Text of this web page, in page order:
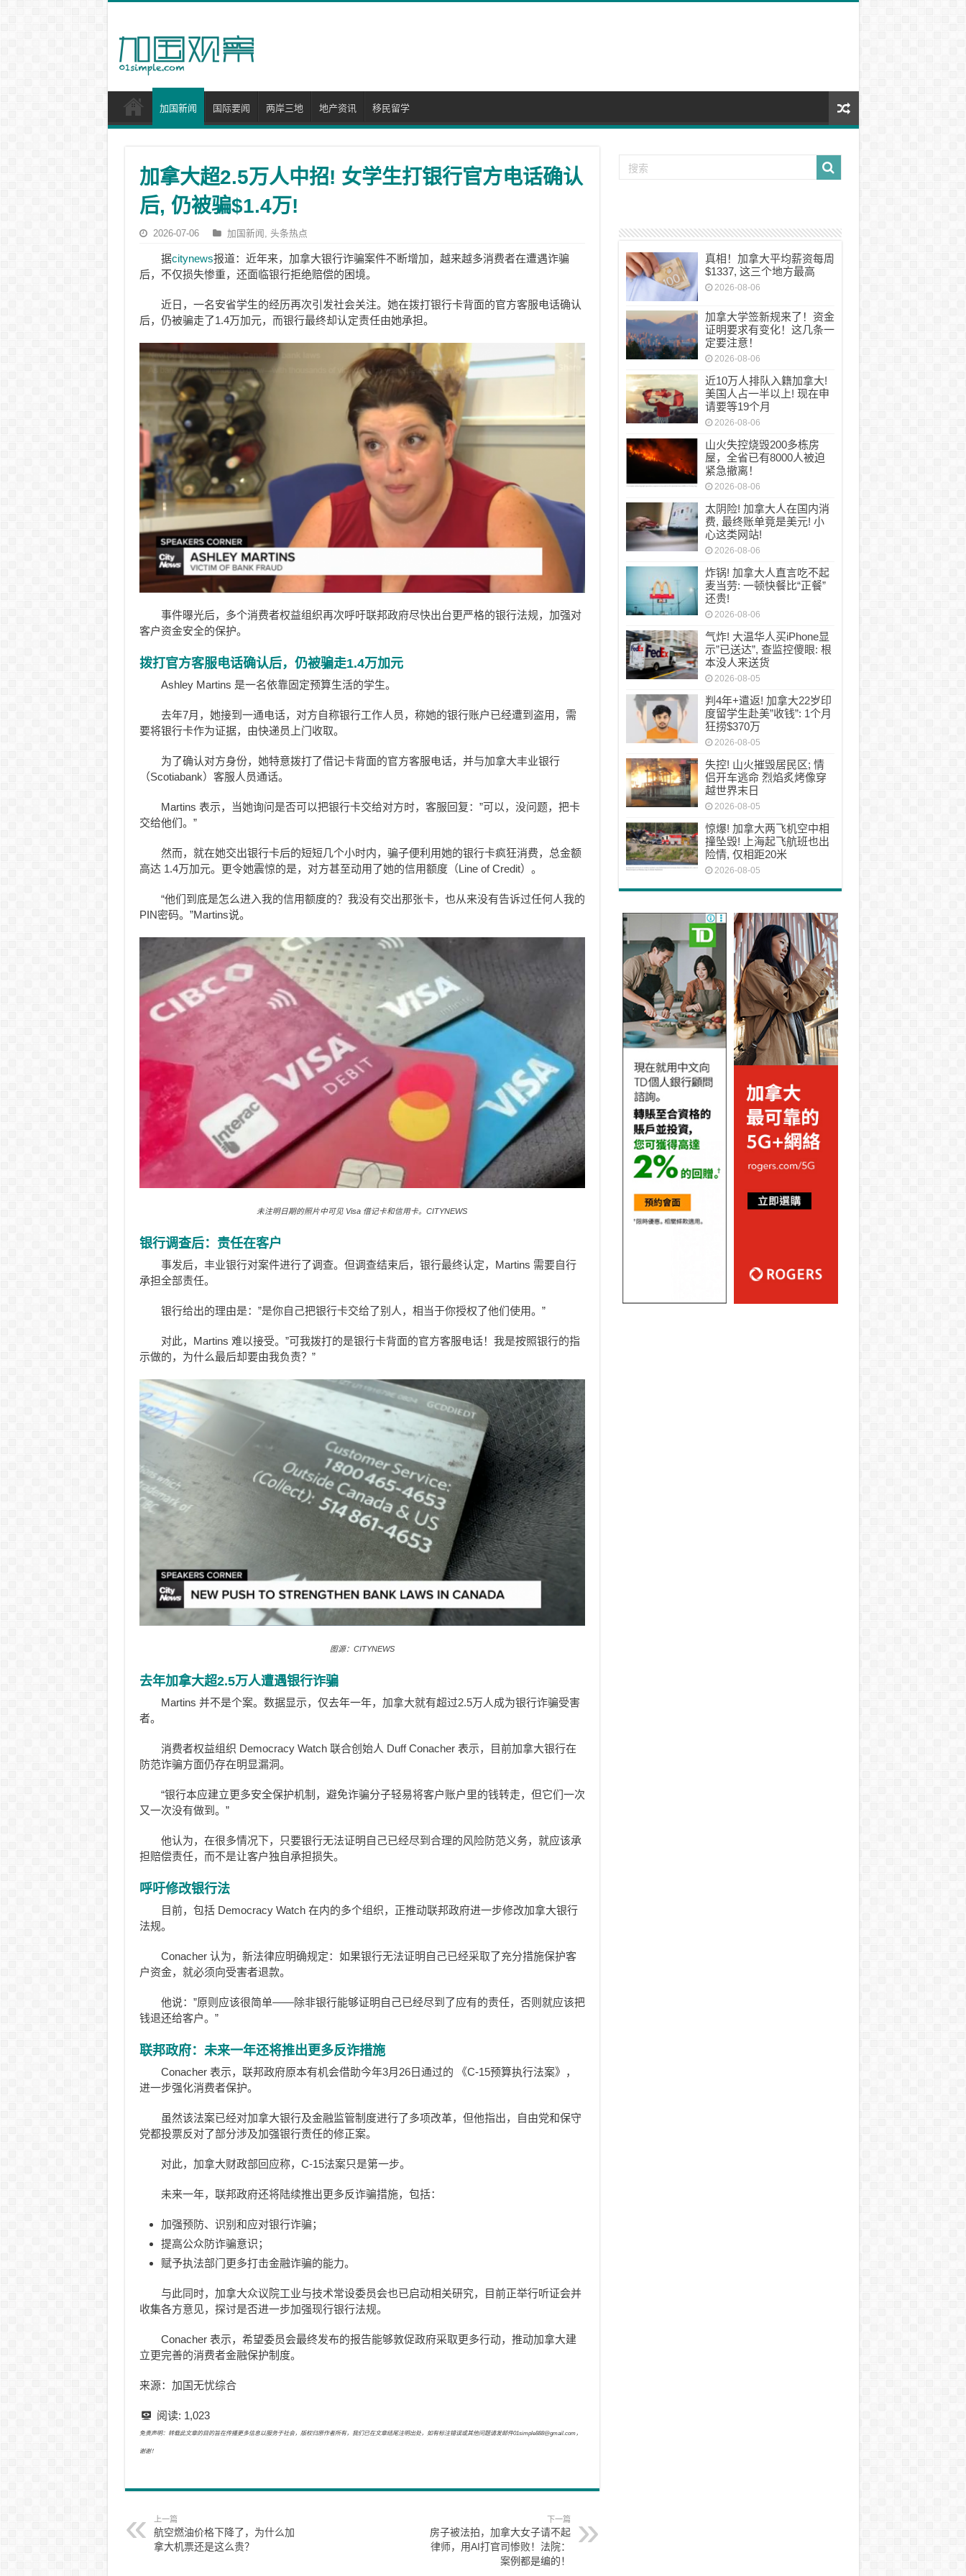
加国新闻 国际要闻 两岸三地 地产资讯 移民留学
加拿大超2.5万人中招! 女学生打银行官方电话确认
后, 仍被骗$1.4万!
2026-07-06 加国新闻 , 头条热点
据citynews报道：近年来，加拿大银行诈骗案件不断增加，越来越多消费者在遭遇诈骗
后，不仅损失惨重，还面临银行拒绝赔偿的困境。
近日，一名安省学生的经历再次引发社会关注。她在拨打银行卡背面的官方客服电话确认
后，仍被骗走了1.4万加元，而银行最终却认定责任由她承担。
事件曝光后，多个消费者权益组织再次呼吁联邦政府尽快出台更严格的银行法规，加强对
客户资金安全的保护。
拨打官方客服电话确认后，仍被骗走1.4万加元
Ashley Martins 是一名依靠固定预算生活的学生。
去年7月，她接到一通电话，对方自称银行工作人员，称她的银行账户已经遭到盗用，需
要将银行卡作为证据，由快递员上门收取。
为了确认对方身份，她特意拨打了借记卡背面的官方客服电话，并与加拿大丰业银行
（Scotiabank）客服人员通话。
Martins 表示，当她询问是否可以把银行卡交给对方时，客服回复：”可以，没问题，把卡
交给他们。”
然而，就在她交出银行卡后的短短几个小时内，骗子便利用她的银行卡疯狂消费，总金额
高达 1.4万加元。更令她震惊的是，对方甚至动用了她的信用额度（Line of Credit）。
“他们到底是怎么进入我的信用额度的？我没有交出那张卡，也从来没有告诉过任何人我的
PIN密码。”Martins说。
未注明日期的照片中可见 Visa 借记卡和信用卡。CITYNEWS
银行调查后：责任在客户
事发后，丰业银行对案件进行了调查。但调查结束后，银行最终认定，Martins 需要自行
承担全部责任。
银行给出的理由是：”是你自己把银行卡交给了别人，相当于你授权了他们使用。”
对此，Martins 难以接受。”可我拨打的是银行卡背面的官方客服电话！我是按照银行的指
示做的，为什么最后却要由我负责？”
图源：CITYNEWS
去年加拿大超2.5万人遭遇银行诈骗
Martins 并不是个案。数据显示，仅去年一年，加拿大就有超过2.5万人成为银行诈骗受害
者。
消费者权益组织 Democracy Watch 联合创始人 Duff Conacher 表示，目前加拿大银行在
防范诈骗方面仍存在明显漏洞。
“银行本应建立更多安全保护机制，避免诈骗分子轻易将客户账户里的钱转走，但它们一次
又一次没有做到。”
他认为，在很多情况下，只要银行无法证明自己已经尽到合理的风险防范义务，就应该承
担赔偿责任，而不是让客户独自承担损失。
呼吁修改银行法
目前，包括 Democracy Watch 在内的多个组织，正推动联邦政府进一步修改加拿大银行
法规。
Conacher 认为，新法律应明确规定：如果银行无法证明自己已经采取了充分措施保护客
户资金，就必须向受害者退款。
他说：”原则应该很简单——除非银行能够证明自己已经尽到了应有的责任，否则就应该把
钱退还给客户。”
联邦政府：未来一年还将推出更多反诈措施
Conacher 表示，联邦政府原本有机会借助今年3月26日通过的 《C-15预算执行法案》，
进一步强化消费者保护。
虽然该法案已经对加拿大银行及金融监管制度进行了多项改革，但他指出，自由党和保守
党都投票反对了部分涉及加强银行责任的修正案。
对此，加拿大财政部回应称，C-15法案只是第一步。
未来一年，联邦政府还将陆续推出更多反诈骗措施，包括：
加强预防、识别和应对银行诈骗；
提高公众防诈骗意识；
赋予执法部门更多打击金融诈骗的能力。
与此同时，加拿大众议院工业与技术常设委员会也已启动相关研究，目前正举行听证会并
收集各方意见，探讨是否进一步加强现行银行法规。
Conacher 表示，希望委员会最终发布的报告能够敦促政府采取更多行动，推动加拿大建
立更完善的消费者金融保护制度。
来源：加国无忧综合
阅读: 1,023
免责声明：转载此文章的目的旨在传播更多信息以服务于社会，版权归原作者所有，我们已在文章结尾注明出处，如有标注错误或其他问题请发邮件01simple888@gmail.com，
谢谢！
上一篇
航空燃油价格下降了，为什么加
拿大机票还是这么贵？
下一篇
房子被法拍，加拿大女子请不起
律师，用AI打官司惨败！法院：
案例都是编的！
真相！加拿大平均薪资每周
$1337, 这三个地方最高
2026-08-06
加拿大学签新规来了！资金
证明要求有变化！这几条一
定要注意！
2026-08-06
近10万人排队入籍加拿大!
美国人占一半以上! 现在申
请要等19个月
2026-08-06
山火失控烧毁200多栋房
屋，全省已有8000人被迫
紧急撤离！
2026-08-06
太阴险! 加拿大人在国内消
费, 最终账单竟是美元! 小
心这类网站!
2026-08-06
炸锅! 加拿大人直言吃不起
麦当劳: 一顿快餐比“正餐”
还贵!
2026-08-06
气炸! 大温华人买iPhone显
示”已送达”, 查监控傻眼: 根
本没人来送货
2026-08-05
判4年+遣返! 加拿大22岁印
度留学生赴美”收钱”: 1个月
狂捞$370万
2026-08-05
失控! 山火摧毁居民区; 情
侣开车逃命 烈焰炙烤像穿
越世界末日
2026-08-05
惊爆! 加拿大两飞机空中相
撞坠毁! 上海起飞航班也出
险情, 仅相距20米
2026-08-05